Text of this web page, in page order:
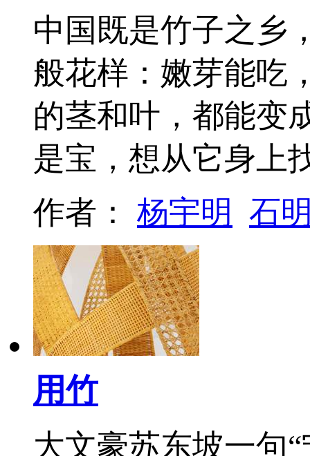
中国既是竹子之乡
般花样：嫩芽能吃
的茎和叶，都能变
是宝，想从它身
作者： 杨宇明 石
用竹
大文豪苏东坡一句